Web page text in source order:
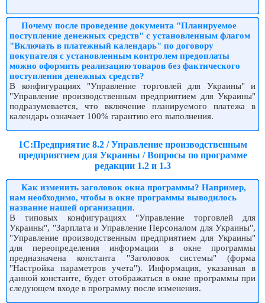
Почему после проведение документа "Планируемое
поступление денежных средств" с установленным флагом
"Включать в платежный календарь" по договору
покупателя с установленным контролем предоплаты
можно оформить реализацию товаров без фактического
поступления денежных средств?
В конфигурациях "Управление торговлей для Украины" и
"Управление производственным предприятием для Украины"
подразумевается, что включение планируемого платежа в
календарь означает 100% гарантию его выполнения.
1С:Предприятие 8.2 / Управление производственным
предприятием для Украины / Вопросы по программе
редакции 1.2 и 1.3
Как изменить заголовок окна программы? Например,
нам необходимо, чтобы в окне программы выводилось
название нашей организации.
В типовых конфигурациях "Управление торговлей для
Украины", "Зарплата и Управление Персоналом для Украины",
"Управление производственным предприятием для Украины"
для переопределения информации в окне программы
предназначена константа "Заголовок системы" (форма
"Настройка параметров учета"). Информация, указанная в
данной константе, будет отображаться в окне программы при
следующем входе в программу после изменения.